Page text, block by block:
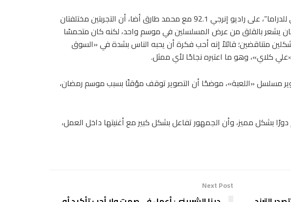
وأوضح في تصريحات لبرنامج “كأس إنرجي للدراما”، على راديو إنرجي 92.1 مع محمد طارق أضا، أن التجربتين مختلفتان
كان يشعر بالقلق من عرض المسلسلين في موسم واحد، لكنه كان متحمسًا
متناقضين؛ قائلاً إنه أحب فكرة أن يحبه الناس بشدة في «السوق
كلاي»، وهو ما اعتبره نجاحًا لأي ممثل.
مسلسل «اللعبة»، موضحًا أن التصوير توقف مؤقتًا بسبب موسم رمضان،
بشكل مميز، وأن الجمهور تفاعل بشكل كبير مع أغنيتها داخل العمل،
Next Post